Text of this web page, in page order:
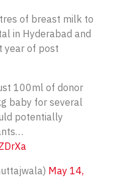
of breast milk to
in Hyderabad and
year of post
100ml of donor
baby for several
potentially
May 14,